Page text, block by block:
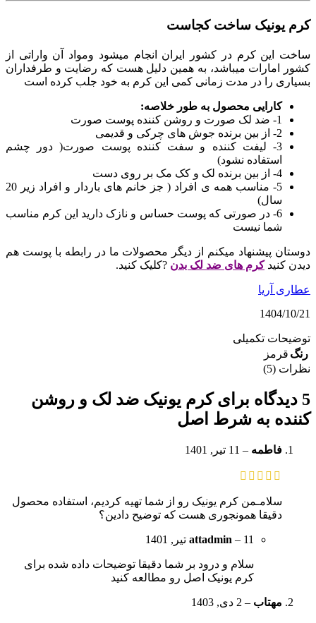
کرم یونیک ساخت کجاست
ساخت این کرم در کشور ایران انجام میشود ومواد آن واراتی از
کشور امارات میباشد، به همین دلیل هست که رضایت و طرفداران
بسیاری را در مدت زمانی کمی این کرم به خود جلب کرده است
کارایی محصول به طور خلاصه:
1- ضد لک صورت و روشن کننده پوست صورت
2- از بین برنده جوش های چرکی و قدیمی
3- لیفت کننده و سفت کننده پوست صورت( دور چشم
استفاده نشود)
4- از بین برنده لک و کک مک بر روی دست
5- مناسب همه ی افراد ( جز خانم های باردار و افراد زیر 20
سال)
6- در صورتی که پوست حساس و نازک دارید این کرم مناسب
شما نیست
دوستان پیشنهاد میکنم از دیگر محصولات ما در رابطه با پوست هم
دیدن کنیدکرم های ضد لک بدن ?کلیک کنید.
عطاری آریا
1404/10/21
توضیحات تکمیلی
رنگ قرمز
نظرات (5)
5 دیدگاه برای
کرم یونیک ضد لک و روشن
کننده به شرط اصل
فاطمه – 11 تیر, 1401
سلامـمن کرم یونیک رو از شما تهیه کردیم، استفاده محصول
دقیقا همونجوری هست که توضیح دادین؟
attadmin – 11 تیر, 1401
سلام و درود بر شما دقیقا توضیحات داده شده برای
کرم یونیک اصل رو مطالعه کنید
مهتاب – 2 دی, 1403